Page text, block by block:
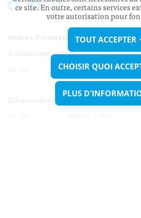
Heures d’ouverture:
Administration communale de
Lu - Ve 08h00 - 11h30
13h30 - 16h00
ce site. En outre, certains services
votre autorisation pour
TOUT ACCEPTER
CHOISIR QUOI
PLUS